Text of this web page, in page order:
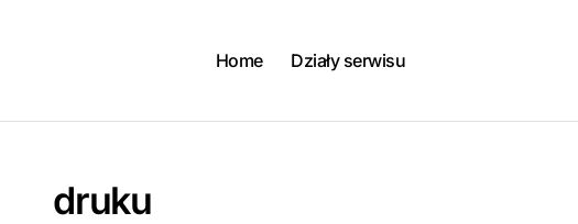
Home Działy serwisu
druku